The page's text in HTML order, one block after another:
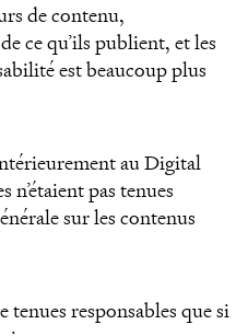
de contenu,
ce qu’ils publient, et les
est beaucoup plus
au Digital
pas tenues
sur les contenus
responsables que si